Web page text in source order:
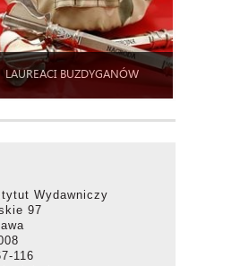
LAUREACI BUZDYGANÓW
Wydawniczy
97
116